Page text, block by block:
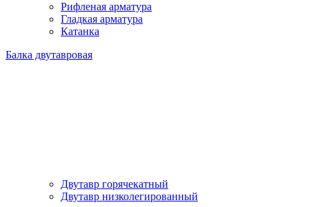
Рифленая арматура
Гладкая арматура
Катанка
Балка двутавровая
Двутавр горячекатный
Двутавр низколегированный